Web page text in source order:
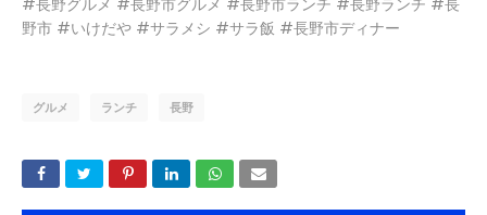
#長野グルメ #長野市グルメ #長野市ランチ #長野ランチ #長
野市 #いけだや #サラメシ #サラ飯 #長野市ディナー
グルメ ランチ 長野